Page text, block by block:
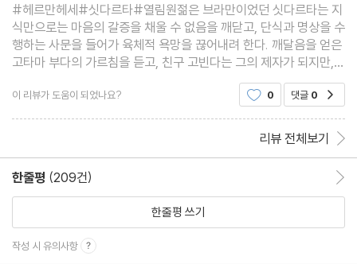
#헤르만헤세#싯다르타#열림원젊은 브라만이었던 싯다르타는 지
식만으로는 마음의 갈증을 채울 수 없음을 깨닫고, 단식과 명상을 수
행하는 사문을 들어가 육체적 욕망을 끊어내려 한다. 깨달음을 얻은
고타마 부다의 가르침을 듣고, 친구 고빈다는 그의 제자가 되지만,
싯다르타는 깨달음의 말과 지식은 배울 수 있지만, 이런 깨달음의 경
험을 타인에게 전할 수 없다며 홀로 길을 떠난다.
이 리뷰가 도움이 되었나요? 0 댓글 0
리뷰 전체보기
한줄평 (209건)
한줄평 쓰기
작성 시 유의사항